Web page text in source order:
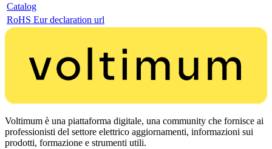
Catalog
RoHS Eur declaration url
Voltimum è una piattaforma digitale, una community che fornisce ai
professionisti del settore elettrico aggiornamenti, informazioni sui
prodotti, formazione e strumenti utili.